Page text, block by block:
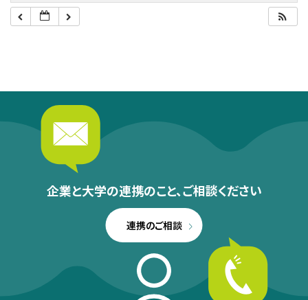
企業と大学の連携のこと、ご相談ください
連携のご相談